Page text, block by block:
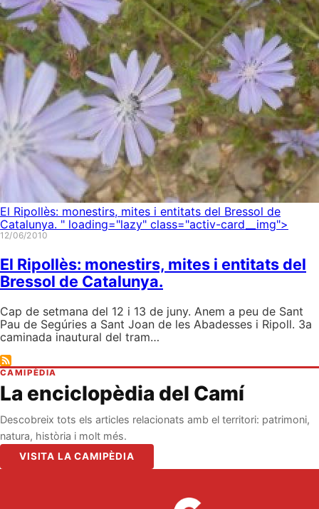
El Ripollès: monestirs, mites i entitats del Bressol de
Catalunya. " loading="lazy" class="activ-card__img">
12/06/2010
El Ripollès: monestirs, mites i entitats del
Bressol de Catalunya.
Cap de setmana del 12 i 13 de juny. Anem a peu de Sant
Pau de Segúries a Sant Joan de les Abadesses i Ripoll. 3a
caminada inautural del tram…
CAMIPÈDIA
La enciclopèdia del Camí
Descobreix tots els articles relacionats amb el territori: patrimoni,
natura, història i molt més.
VISITA LA CAMIPÈDIA